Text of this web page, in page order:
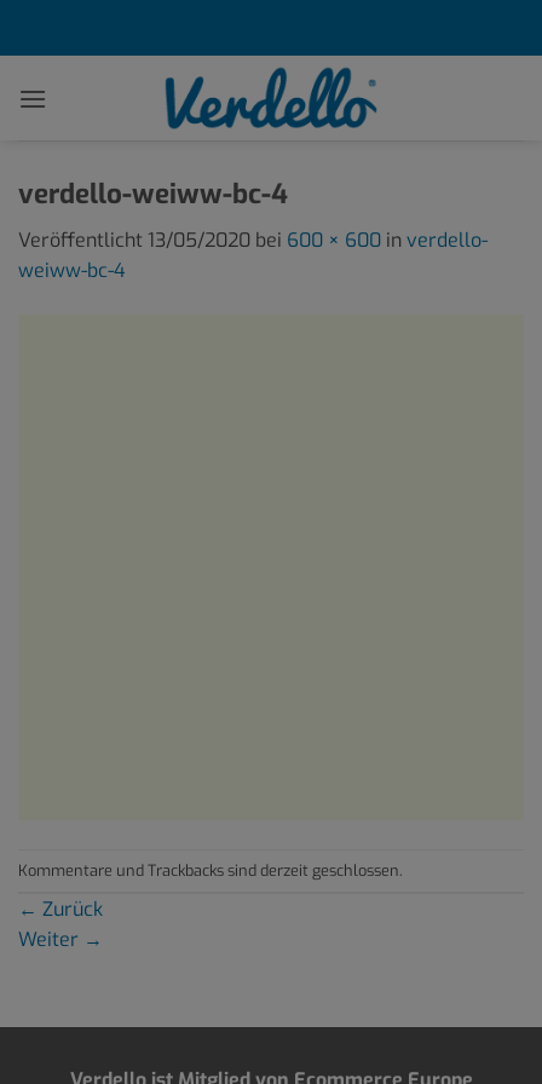
verdello-weiww-bc-4
Veröffentlicht 13/05/2020 bei 600 × 600 in verdello-
weiww-bc-4
Kommentare und Trackbacks sind derzeit geschlossen.
← Zurück
Weiter →